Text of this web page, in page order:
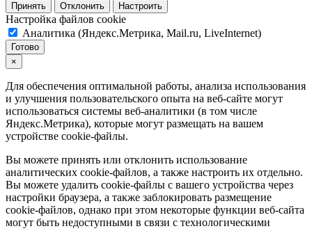
Принять Отклонить Настроить
Настройка файлов cookie
Аналитика (Яндекс.Метрика, Mail.ru, LiveInternet)
Готово
×
Для обеспечения оптимальной работы, анализа использования
и улучшения пользовательского опыта на веб-сайте могут
использоваться системы веб-аналитики (в том числе
Яндекс.Метрика), которые могут размещать на вашем
устройстве cookie-файлы.
Вы можете принять или отклонить использование
аналитических cookie-файлов, а также настроить их отдельно.
Вы можете удалить cookie-файлы с вашего устройства через
настройки браузера, а также заблокировать размещение
cookie-файлов, однако при этом некоторые функции веб-сайта
могут быть недоступными в связи с технологическими